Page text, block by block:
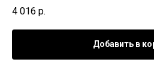
4 016 р.
Добавить в